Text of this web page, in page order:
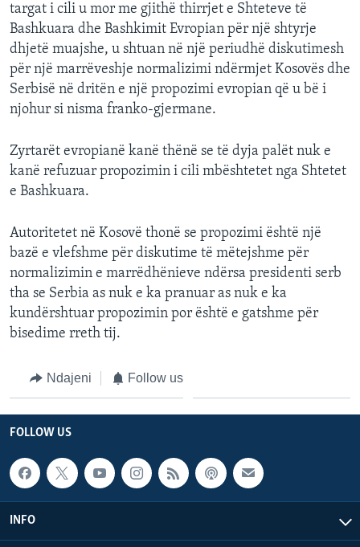
targat i cili u mor me gjithë thirrjet e Shteteve të
Bashkuara dhe Bashkimit Evropian për një shtyrje
dhjetë muajshe, u shtuan në një periudhë diskutimesh
për një marrëveshje normalizimi ndërmjet Kosovës dhe
Serbisë në dritën e një propozimi evropian që u bë i
njohur si nisma franko-gjermane.
Zyrtarët evropianë kanë thënë se të dyja palët nuk e
kanë refuzuar propozimin i cili mbështetet nga Shtetet
e Bashkuara.
Autoritetet në Kosovë thonë se propozimi është një
bazë e vlefshme për diskutime të mëtejshme për
normalizimin e marrëdhënieve ndërsa presidenti serb
tha se Serbia as nuk e ka pranuar as nuk e ka
kundërshtuar propozimin por është e gatshme për
bisedime rreth tij.
Ndajeni Follow us
FOLLOW US
INFO